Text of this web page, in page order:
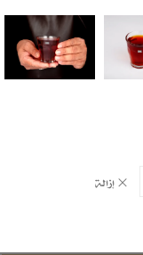
إزالة